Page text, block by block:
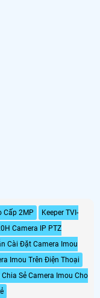
Cấp 2MP
Keeper TVI-
Camera IP PTZ
Cài Đặt Camera Imou
Imou Trên Điện Thoại
Chia Sẻ Camera Imou Cho